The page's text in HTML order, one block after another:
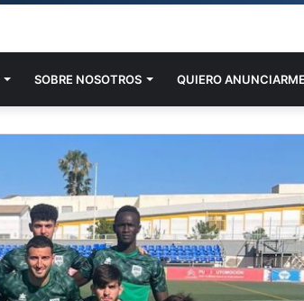
SOBRE NOSOTROS QUIERO ANUNCIARME